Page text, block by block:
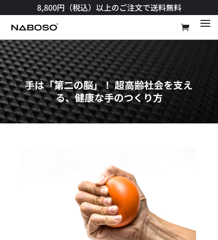
8,800円（税込）以上のご注文で送料無料​
手は「第二の脳」！ 超高齢社会を支え
る、健康な手のつくり方